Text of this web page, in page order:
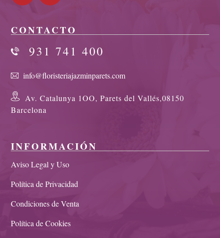
CONTACTO
931 741 400
info@floristeriajazminparets.com
Av. Catalunya 1OO, Parets del Vallés,08150
Barcelona
INFORMACIÓN
Aviso Legal y Uso
Política de Privacidad
Condiciones de Venta
Política de Cookies